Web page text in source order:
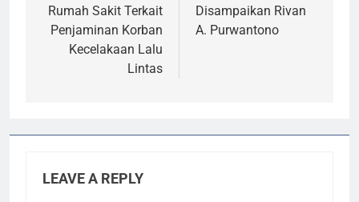
Rumah Sakit Terkait
Penjaminan Korban
Kecelakaan Lalu
Lintas
Disampaikan Rivan
A. Purwantono
LEAVE A REPLY